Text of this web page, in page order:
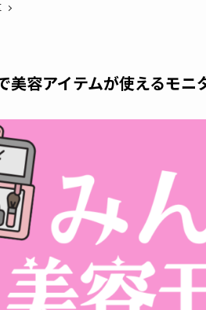
美容アイテムが使えるモニ